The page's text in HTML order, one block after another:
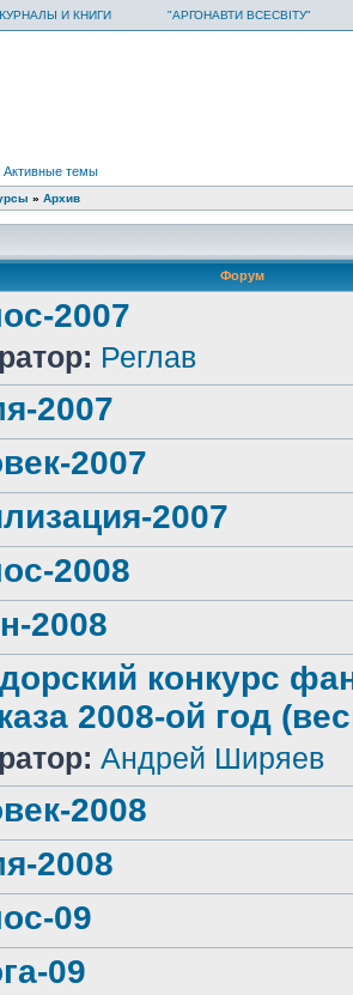
И КНИГИ "АРГОНАВТИ ВСЕСВІТУ"
Активные темы
» Архив
Форум
2007
Реглав
2007
2007
2007
2008
2008
конкурс
2008-ой год
Андрей Ширяев
2008
2008
09
09